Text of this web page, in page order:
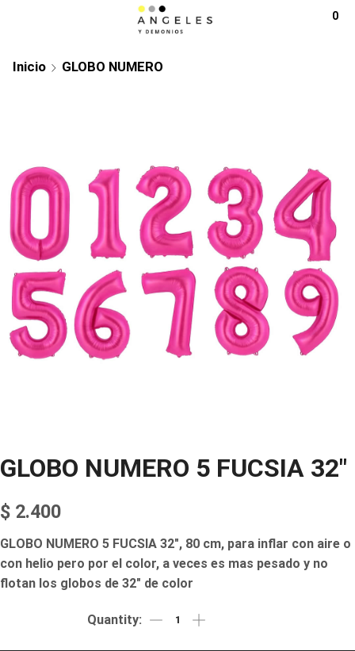
0
Inicio GLOBO NUMERO
GLOBO NUMERO 5 FUCSIA 32″
$ 2.400
GLOBO NUMERO 5 FUCSIA 32″, 80 cm, para inflar con aire o
con helio pero por el color, a veces es mas pesado y no
flotan los globos de 32″ de color